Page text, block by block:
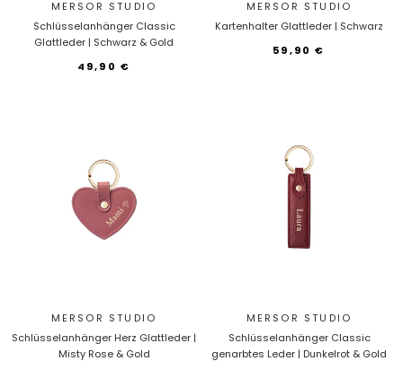
MERSOR STUDIO
Schlüsselanhänger Classic
Glattleder | Schwarz & Gold
49,90 €
MERSOR STUDIO
Kartenhalter Glattleder | Schwarz
59,90 €
MERSOR STUDIO
Schlüsselanhänger Herz Glattleder |
Misty Rose & Gold
MERSOR STUDIO
Schlüsselanhänger Classic
genarbtes Leder | Dunkelrot & Gold